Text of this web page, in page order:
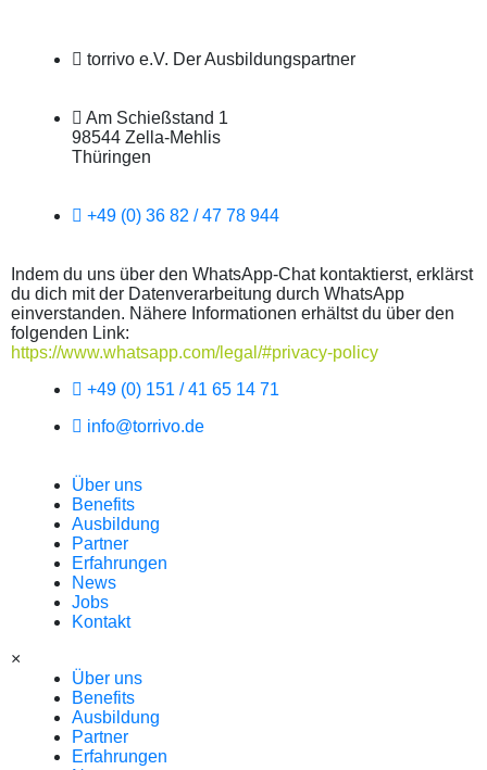
torrivo e.V. Der Ausbildungspartner
Am Schießstand 1
98544 Zella-Mehlis
Thüringen
+49 (0) 36 82 / 47 78 944
Indem du uns über den WhatsApp-Chat kontaktierst, erklärst
du dich mit der Datenverarbeitung durch WhatsApp
einverstanden. Nähere Informationen erhältst du über den
folgenden Link:
https://www.whatsapp.com/legal/#privacy-policy
+49 (0) 151 / 41 65 14 71
info@torrivo.de
Über uns
Benefits
Ausbildung
Partner
Erfahrungen
News
Jobs
Kontakt
×
Über uns
Benefits
Ausbildung
Partner
Erfahrungen